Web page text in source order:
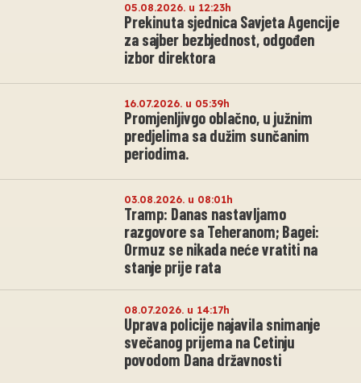
05.08.2026. u 12:23h
Prekinuta sjednica Savjeta Agencije
za sajber bezbjednost, odgođen
izbor direktora
16.07.2026. u 05:39h
Promjenljivgo oblačno, u južnim
predjelima sa dužim sunčanim
periodima.
03.08.2026. u 08:01h
Tramp: Danas nastavljamo
razgovore sa Teheranom; Bagei:
Ormuz se nikada neće vratiti na
stanje prije rata
08.07.2026. u 14:17h
Uprava policije najavila snimanje
svečanog prijema na Cetinju
povodom Dana državnosti